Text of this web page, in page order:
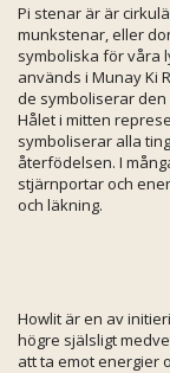
Pi stenar är är
munkstenar, eller
symboliska för våra
används i Munay Ki
de symboliserar
Hålet i mitten
symboliserar alla
återfödelsen. I
stjärnportar och
och läkning.
Howlit är en av
högre själsligt
att ta emot energier